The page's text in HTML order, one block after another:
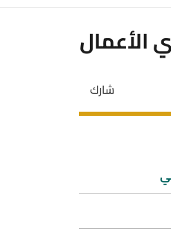
الأعمال
شارك